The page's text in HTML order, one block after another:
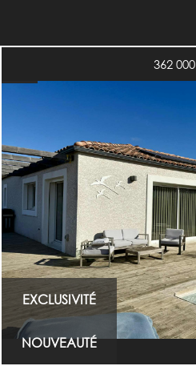
EXCLUSIVITÉ
NOUVEAUTÉ
362 000